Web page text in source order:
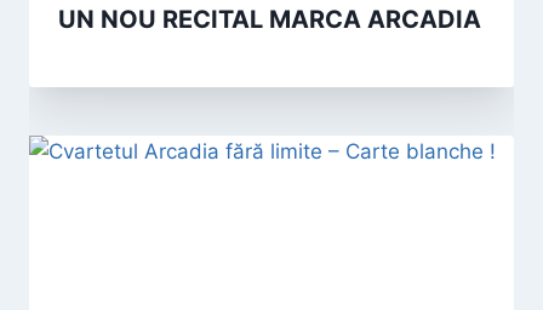
UN NOU RECITAL MARCA ARCADIA